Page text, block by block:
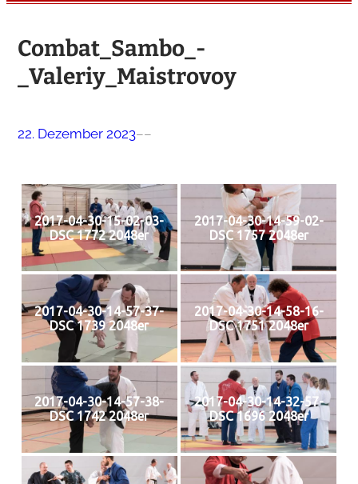
Combat_Sambo_-
_Valeriy_Maistrovoy
22. Dezember 2023––
2017-04-30-15-02-03-
DSC 1772 2048er
2017-04-30-14-59-02-
DSC 1757 2048er
2017-04-30-14-57-37-
DSC 1739 2048er
2017-04-30-14-58-16-
DSC 1751 2048er
2017-04-30-14-57-38-
DSC 1742 2048er
2017-04-30-14-32-57-
DSC 1696 2048er